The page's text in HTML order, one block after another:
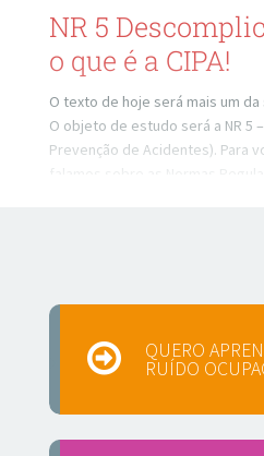
NR 5
o que é a CIPA!
O texto de hoje será mais um
O objeto de estudo será a NR 5
Prevenção de Acidentes). Para
falamos sobre as Normas
QUERO
RUÍDO